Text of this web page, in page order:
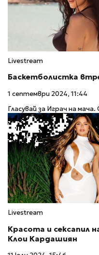
Livestream
Баскетболистка
1 септември 2024, 11:44
Гласувай за Играч на
Livestream
Красота и сексапил
Клои Кардашиян